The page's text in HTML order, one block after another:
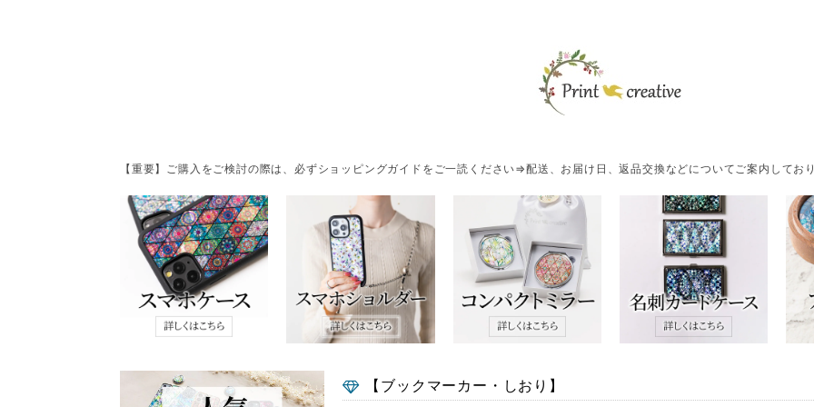
【重要】ご購入をご検討の際は、必ずショッピングガイドをご一読ください⇒配送、お届け日、返品交換などについてご案内してお
【ブックマーカー・しおり】